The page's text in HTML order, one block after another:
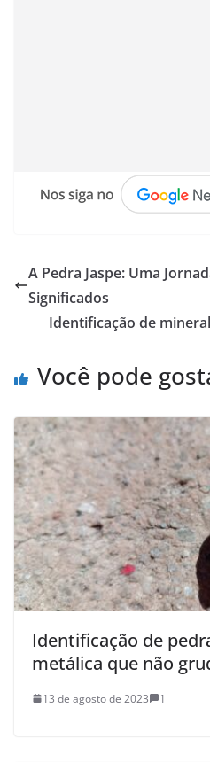
A Pedra Jaspe: Uma
Significados
Identificação de
Você pode
Identificação de
metálica que não
13 de agosto de 2023 1